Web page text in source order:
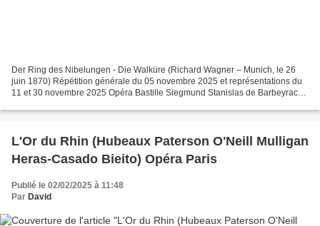
Der Ring des Nibelungen - Die Walküre (Richard Wagner – Munich, le 26
juin 1870) Répétition générale du 05 novembre 2025 et représentations du
11 et 30 novembre 2025 Opéra Bastille Siegmund Stanislas de Barbeyrac
L'Or du Rhin (Hubeaux Paterson O'Neill Mulligan
Heras-Casado Bieito) Opéra Paris
Publié le 02/02/2025 à 11:48
Par David